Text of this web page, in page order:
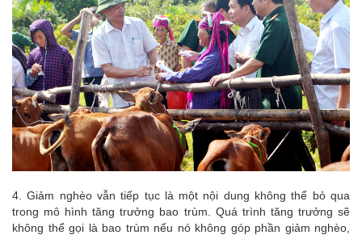
4. Giảm nghèo vẫn tiếp tục là một nội dung không thể bỏ qua
trong mô hình tăng trưởng bao trùm. Quá trình tăng trưởng sẽ
không thể gọi là bao trùm nếu nó không góp phần giảm nghèo,